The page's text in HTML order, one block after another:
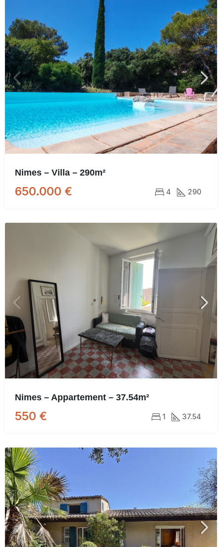
Nimes – Villa – 290m²
650.000 € 4 290
Nimes – Appartement – 37.54m²
550 € 1 37.54